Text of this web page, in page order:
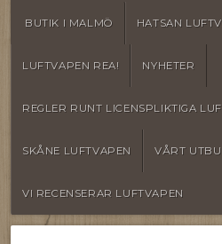
BUTIK I MALMÖ HATSAN
LUFTVAPEN REA! NYHETER
REGLER RUNT LICENSPLIKTIGA
SKÅNE LUFTVAPEN VÅRT
VI RECENSERAR LUFTVAPEN